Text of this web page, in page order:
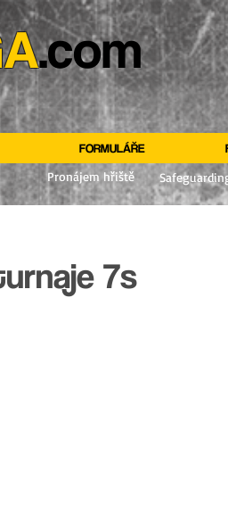
FORMULÁŘE
Pronájem hřiště
7s
.com